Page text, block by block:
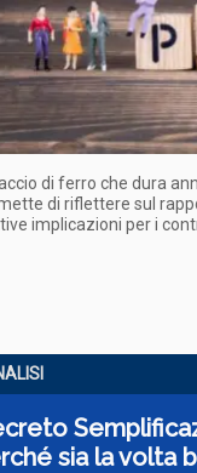
di ferro che dura
di riflettere sul
implicazioni per i
sia la volta